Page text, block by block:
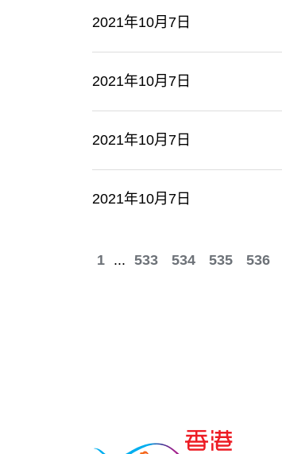
2021年10月7日
2021年10月7日
2021年10月7日
2021年10月7日
1 ... 533 534 535 536